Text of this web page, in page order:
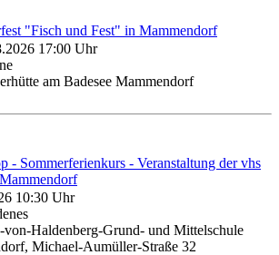
"Fisch und Fest" in Mammendorf
17:00 Uhr
am Badesee Mammendorf
- Sommerferienkurs - Veranstaltung der vhs
10:30 Uhr
von-Haldenberg-Grund- und Mittelschule
Michael-Aumüller-Straße 32